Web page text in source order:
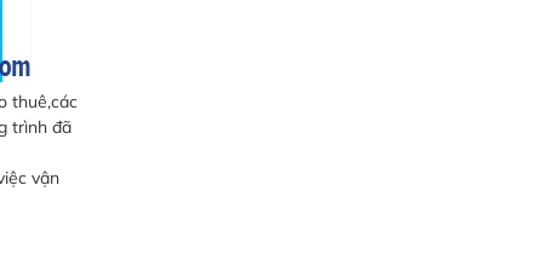
thuê,các
trình đã
vận